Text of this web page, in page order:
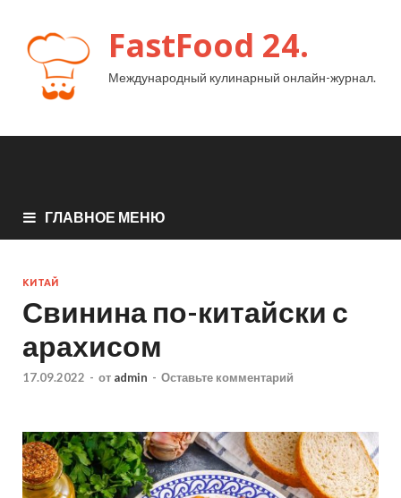
FastFood 24.
Международный кулинарный онлайн-журнал.
ГЛАВНОЕ МЕНЮ
КИТАЙ
Свинина по-китайски с
арахисом
17.09.2022 - от admin - Оставьте комментарий